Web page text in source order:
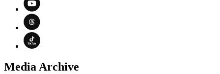
Media Archive